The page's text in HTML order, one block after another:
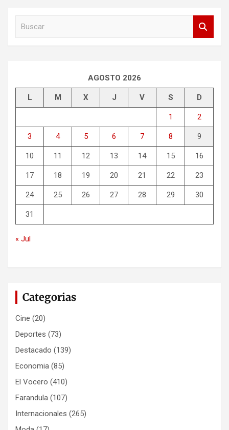
AGOSTO 2026
L M X J V S D
1 2
3 4 5 6 7 8 9
10 11 12 13 14 15 16
17 18 19 20 21 22 23
24 25 26 27 28 29 30
31
« Jul
Categorias
Cine (20)
Deportes (73)
Destacado (139)
Economia (85)
El Vocero (410)
Farandula (107)
Internacionales (265)